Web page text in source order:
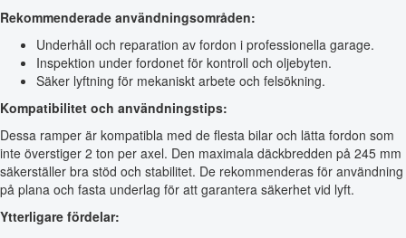
Rekommenderade användningsområden:
Underhåll och reparation av fordon i professionella garage.
Inspektion under fordonet för kontroll och oljebyten.
Säker lyftning för mekaniskt arbete och felsökning.
Kompatibilitet och användningstips:
Dessa ramper är kompatibla med de flesta bilar och lätta fordon som
inte överstiger 2 ton per axel. Den maximala däckbredden på 245 mm
säkerställer bra stöd och stabilitet. De rekommenderas för användning
på plana och fasta underlag för att garantera säkerhet vid lyft.
Ytterligare fördelar: